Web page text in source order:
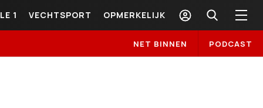
1 VECHTSPORT OPMERKELIJK
NET BINNEN PODCAST